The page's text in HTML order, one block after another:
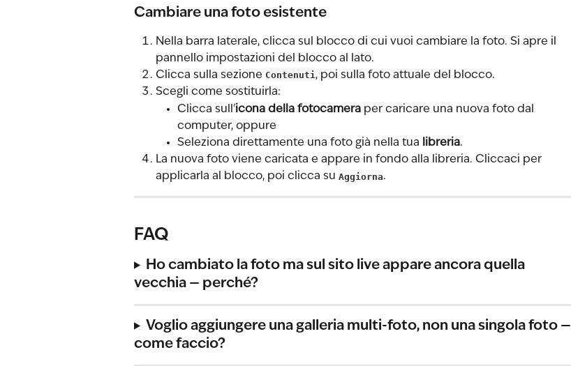
Cambiare una foto esistente
Nella barra laterale, clicca sul blocco di cui vuoi cambiare la foto. Si apre il
pannello impostazioni del blocco al lato.
Clicca sulla sezione Contenuti , poi sulla foto attuale del blocco.
Scegli come sostituirla:
Clicca sull'icona della fotocamera per caricare una nuova foto dal
computer, oppure
Seleziona direttamente una foto già nella tua
libreria.
La nuova foto viene caricata e appare in fondo alla libreria. Cliccaci per
applicarla al blocco, poi clicca su Aggiorna.
FAQ
Ho cambiato la foto ma sul sito live appare ancora quella
vecchia — perché?
Voglio aggiungere una galleria multi-foto, non una singola foto —
come faccio?